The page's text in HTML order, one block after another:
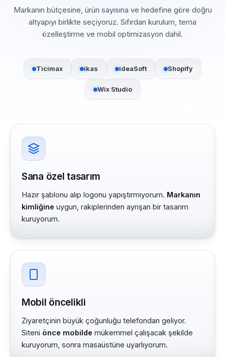
Markanın bütçesine, ürün sayısına ve hedefine göre doğru
altyapıyı birlikte seçiyoruz. Sıfırdan kurulum, tema
özelleştirme ve mobil optimizasyon dahil.
Ticimax ikas ideaSoft Shopify
Wix Studio
Sana özel tasarım
Hazır şablonu alıp logonu yapıştırmıyorum. Markanın
kimliğine uygun, rakiplerinden ayrışan bir tasarım
kuruyorum.
Mobil öncelikli
Ziyaretçinin büyük çoğunluğu telefondan geliyor.
Siteni önce mobilde mükemmel çalışacak şekilde
kuruyorum, sonra masaüstüne uyarlıyorum.